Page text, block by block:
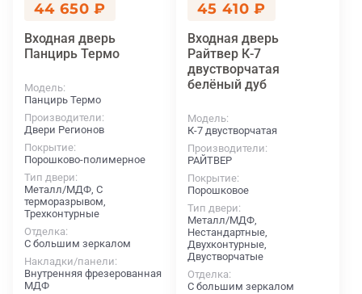
44 650 ₽
Входная дверь
Панцирь Термо
Модель
Панцирь Термо
Производители
Двери Регионов
Покрытие
Порошково-полимерное
Тип двери
Металл/МДФ, С
терморазрывом,
Трехконтурные
Отделка
С большим зеркалом
Накладки/панели
Внутренняя фрезерованная
МДФ
45 410 ₽
Входная дверь
Райтвер К-7
двустворчатая
белёный дуб
Модель
К-7 двустворчатая
Производители
РАЙТВЕР
Покрытие
Порошковое
Тип двери
Металл/МДФ,
Нестандартные,
Двухконтурные,
Двустворчатые
Отделка
С большим зеркалом